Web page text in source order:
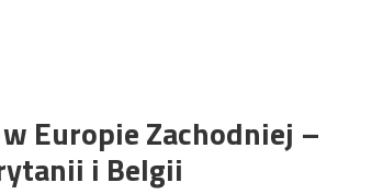
Europie Zachodniej –
i Belgii